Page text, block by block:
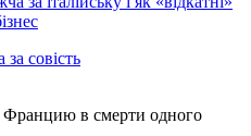
совість